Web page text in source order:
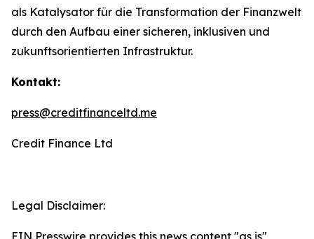
als Katalysator für die Transformation der Finanzwelt
durch den Aufbau einer sicheren, inklusiven und
zukunftsorientierten Infrastruktur.
Kontakt:
press@creditfinanceltd.me
Credit Finance Ltd
Legal Disclaimer:
EIN Presswire provides this news content "as is"